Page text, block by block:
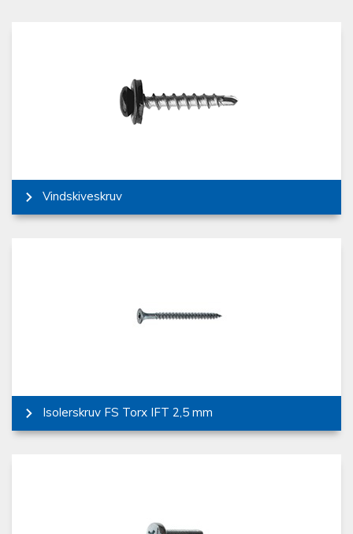
Vindskiveskruv
Isolerskruv FS Torx IFT 2,5 mm